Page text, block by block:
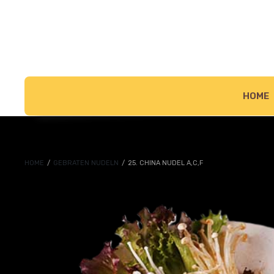
HOME
HOME / GEBRATEN NUDELN / 25. CHINA NUDEL A,C,F